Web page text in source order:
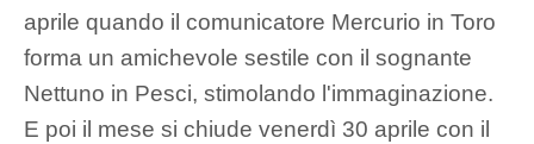
aprile quando il comunicatore Mercurio in Toro
forma un amichevole sestile con il sognante
Nettuno in Pesci, stimolando l'immaginazione.
E poi il mese si chiude venerdì 30 aprile con il